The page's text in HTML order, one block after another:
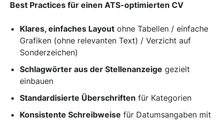
Best Practices für einen ATS-optimierten CV
Klares, einfaches Layout ohne Tabellen / einfache
Grafiken (ohne relevanten Text) / Verzicht auf
Sonderzeichen)
Schlagwörter aus der Stellenanzeige gezielt
einbauen
Standardisierte Überschriften für Kategorien
Konsistente Schreibweise für Datumsangaben mit